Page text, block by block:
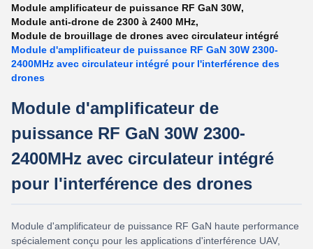
Module amplificateur de puissance RF GaN 30W,
Module anti-drone de 2300 à 2400 MHz,
Module de brouillage de drones avec circulateur intégré
Module d'amplificateur de puissance RF GaN 30W 2300-
2400MHz avec circulateur intégré pour l'interférence des
drones
Module d'amplificateur de
puissance RF GaN 30W 2300-
2400MHz avec circulateur intégré
pour l'interférence des drones
Module d'amplificateur de puissance RF GaN haute performance
spécialement conçu pour les applications d'interférence UAV,